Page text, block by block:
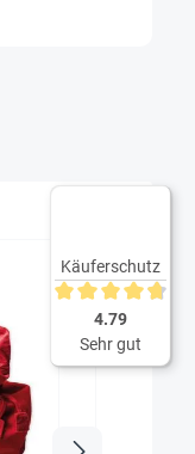
Käuferschutz
Durchschnittliche
4.79
Sehr gut